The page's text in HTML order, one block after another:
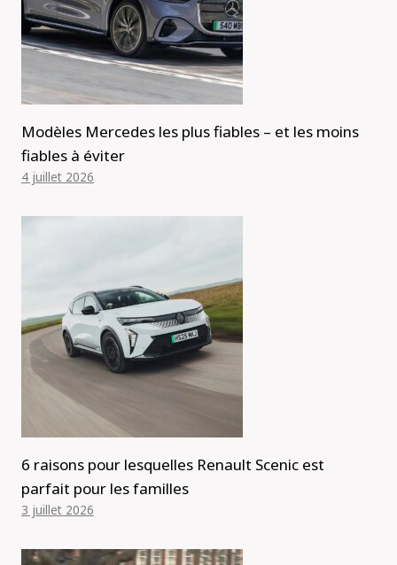
Modèles Mercedes les plus fiables – et les moins
fiables à éviter
4 juillet 2026
6 raisons pour lesquelles Renault Scenic est
parfait pour les familles
3 juillet 2026